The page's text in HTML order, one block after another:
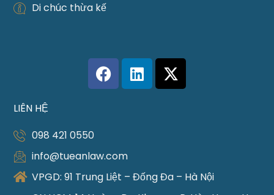
Di chúc thừa kế
LIÊN HỆ
098 421 0550
info@tueanlaw.com
VPGD: 91 Trung Liệt – Đống Đa – Hà Nội